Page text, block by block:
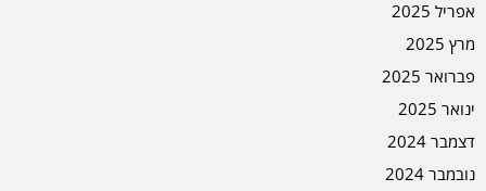
אפריל 2025
מרץ 2025
פברואר 2025
ינואר 2025
דצמבר 2024
נובמבר 2024